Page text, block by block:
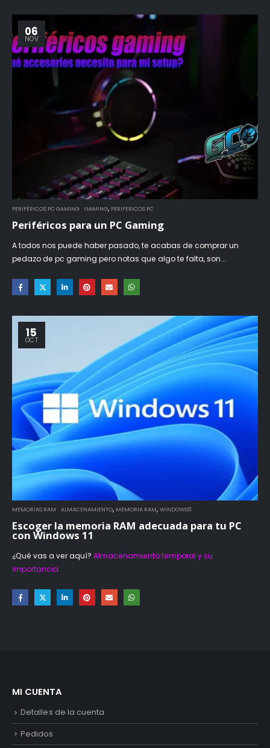
06
NOV
PERIFÉRICOS PC GAMING GAMING, PERIFERICOS PC
Periféricos para un PC Gaming
A todos nos puede haber pasado, te acabas de comprar un
pedazo de pc gaming pero notas que algo te falta, son...
15
OCT
MEMORIAS RAM ALMACENAMIENTO, MEMORIA RAM, WINDOWS11
Escoger la memoria RAM adecuada para tu PC
con Windows 11
¿Qué vas a ver aquí? Almacenamiento temporal y su
importancia
MI CUENTA
Detalles de la cuenta
Pedidos